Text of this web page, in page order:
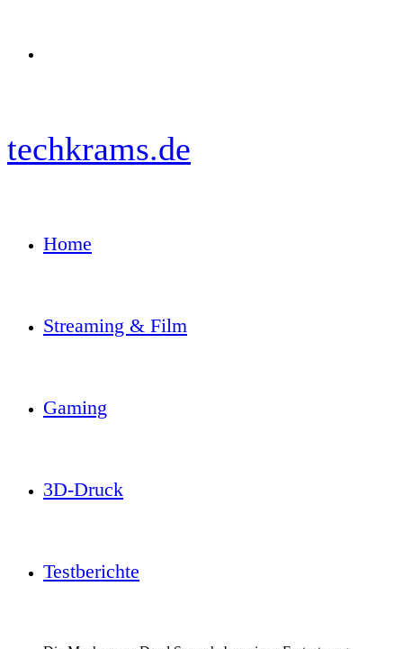
techkrams.de
Home
Streaming & Film
Gaming
3D-Druck
Testberichte